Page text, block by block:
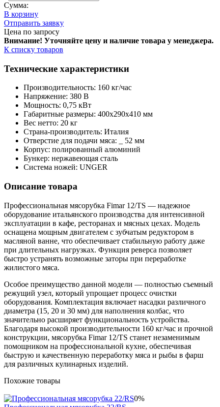
Сумма:
В корзину
Отправить заявку
Цена по запросу
Внимание! Уточняйте цену и наличие товара у менеджера.
К списку товаров
Технические характеристики
Производительность: 160 кг/час
Напряжение: 380 В
Мощность: 0,75 кВт
Габаритные размеры: 400х290х410 мм
Вес нетто: 20 кг
Страна-производитель: Италия
Отверстие для подачи мяса: _ 52 мм
Корпус: полированный алюминий
Бункер: нержавеющая сталь
Система ножей: UNGER
Описание товара
Профессиональная мясорубка Fimar 12/TS — надежное
оборудование итальянского производства для интенсивной
эксплуатации в кафе, ресторанах и мясных цехах. Модель
оснащена мощным двигателем с зубчатым редуктором в
масляной ванне, что обеспечивает стабильную работу даже
при длительных нагрузках. Функция реверса позволяет
быстро устранять возможные заторы при переработке
жилистого мяса.
Особое преимущество данной модели — полностью съемный
режущий узел, который упрощает процесс очистки
оборудования. Комплектация включает насадки различного
диаметра (15, 20 и 30 мм) для наполнения колбас, что
значительно расширяет функциональность устройства.
Благодаря высокой производительности 160 кг/час и прочной
конструкции, мясорубка Fimar 12/TS станет незаменимым
помощником на профессиональной кухне, обеспечивая
быструю и качественную переработку мяса и рыбы в фарш
для различных кулинарных изделий.
Похожие товары
0%